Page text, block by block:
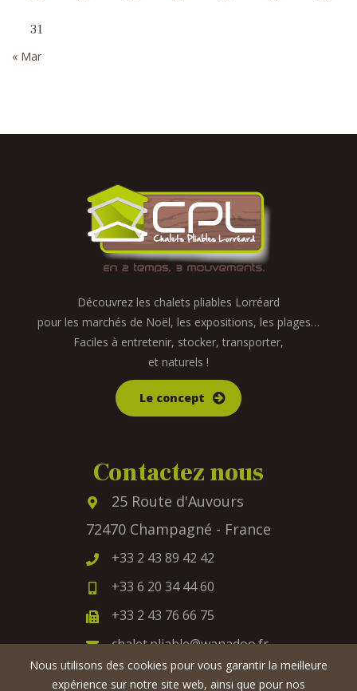
31
« Mar
Découvrez les chalets pliables Lorréard
pour les marchés de Noël, les expositions, les plages…
Faciles à entretenir, stocker, transporter,
et naturels !
Le concept
Contactez nous
25 Route d'Auvours
72470 Champagné - France
+33 2 43 89 42 42
+33 6 20 34 44 60
+33 2 43 76 66 75
chalet.pliable@wanadoo.fr
Nous utilisons des cookies pour vous garantir la meilleure
expérience sur notre site web, ainsi que pour nos